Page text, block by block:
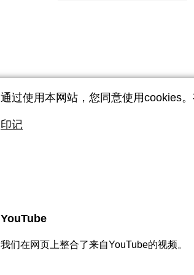
通过使用本网站，您同意使用cookies
印记
YouTube
我们在网页上整合了来自YouTube的视频。